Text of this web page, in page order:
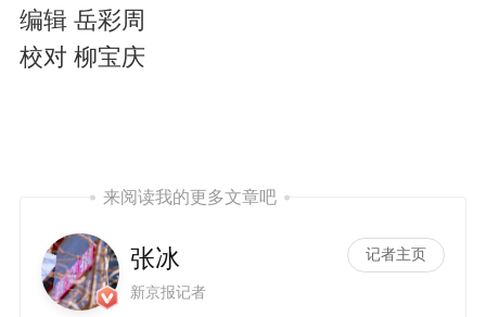
y
编辑 岳彩周
校对 柳宝庆
来阅读我的更多文章吧
张冰
新京报记者
记者主页